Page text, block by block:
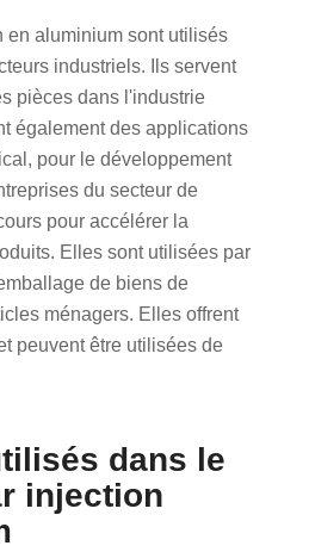
en aluminium sont utilisés
industriels. Ils servent
pièces dans l'industrie
également des applications
pour le développement
du secteur de
pour accélérer la
Elles sont utilisées par
de biens de
ménagers. Elles offrent
peuvent être utilisées de
dans le
injection